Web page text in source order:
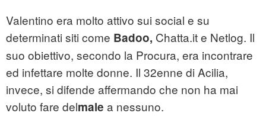
Valentino era molto attivo sui social e su
determinati siti come Badoo, Chatta.it e Netlog. Il
suo obiettivo, secondo la Procura, era incontrare
ed infettare molte donne. Il 32enne di Acilia,
invece, si difende affermando che non ha mai
voluto fare delmale a nessuno.